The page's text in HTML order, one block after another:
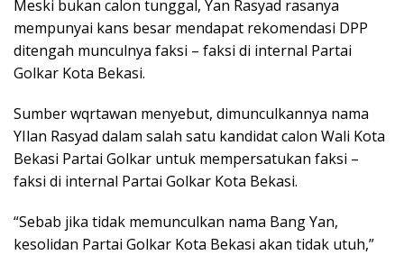
Meski bukan calon tunggal, Yan Rasyad rasanya
mempunyai kans besar mendapat rekomendasi DPP
ditengah munculnya faksi – faksi di internal Partai
Golkar Kota Bekasi.
Sumber wqrtawan menyebut, dimunculkannya nama
YIlan Rasyad dalam salah satu kandidat calon Wali Kota
Bekasi Partai Golkar untuk mempersatukan faksi –
faksi di internal Partai Golkar Kota Bekasi.
“Sebab jika tidak memunculkan nama Bang Yan,
kesolidan Partai Golkar Kota Bekasi akan tidak utuh,”